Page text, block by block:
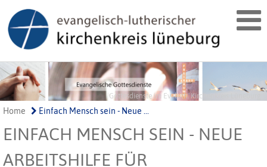
Gottesdienste im Ev.-luth. Kirchenkreis Lüneburg
Home Einfach Mensch sein - Neue ...
EINFACH MENSCH SEIN - NEUE
ARBEITSHILFE FÜR